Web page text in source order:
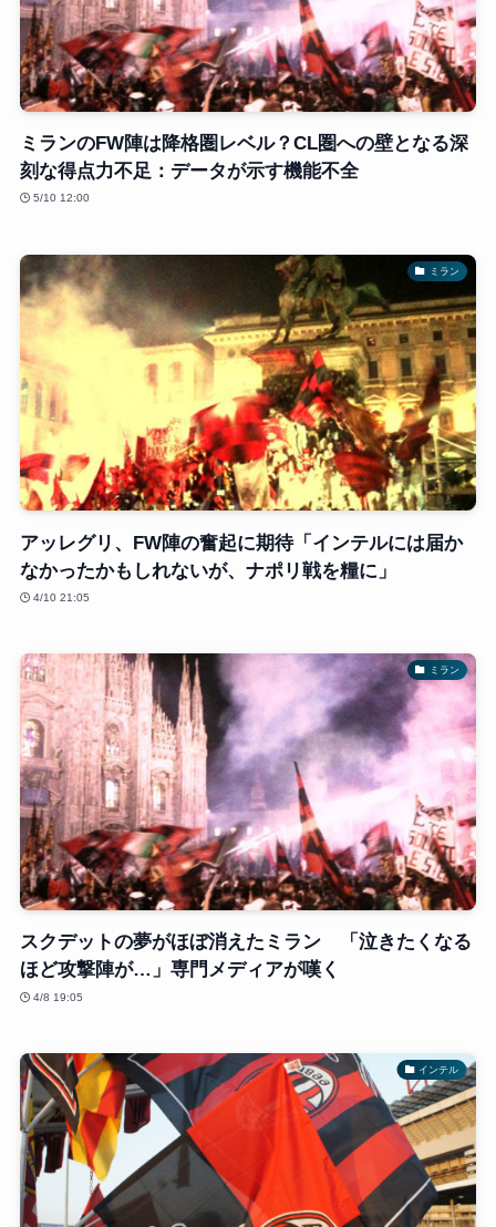
ミランのFW陣は降格圏レベル？CL圏への壁となる深
刻な得点力不足：データが示す機能不全
5/10 12:00
ミラン
アッレグリ、FW陣の奮起に期待「インテルには届か
なかったかもしれないが、ナポリ戦を糧に」
4/10 21:05
ミラン
スクデットの夢がほぼ消えたミラン 「泣きたくなる
ほど攻撃陣が…」専門メディアが嘆く
4/8 19:05
インテル